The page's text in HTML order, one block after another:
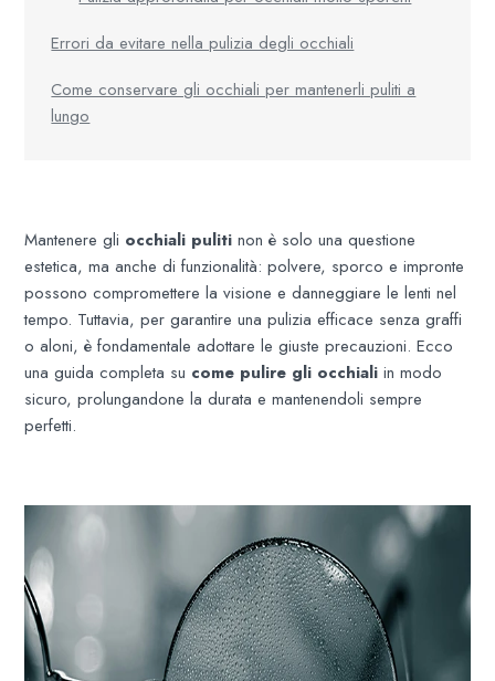
Errori da evitare nella pulizia degli occhiali
Come conservare gli occhiali per mantenerli puliti a
lungo
Mantenere gli occhiali puliti non è solo una questione
estetica, ma anche di funzionalità: polvere, sporco e impronte
possono compromettere la visione e danneggiare le lenti nel
tempo. Tuttavia, per garantire una pulizia efficace senza graffi
o aloni, è fondamentale adottare le giuste precauzioni. Ecco
una guida completa su come pulire gli occhiali in modo
sicuro, prolungandone la durata e mantenendoli sempre
perfetti.